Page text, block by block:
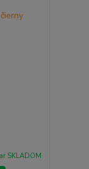
SKLADOM